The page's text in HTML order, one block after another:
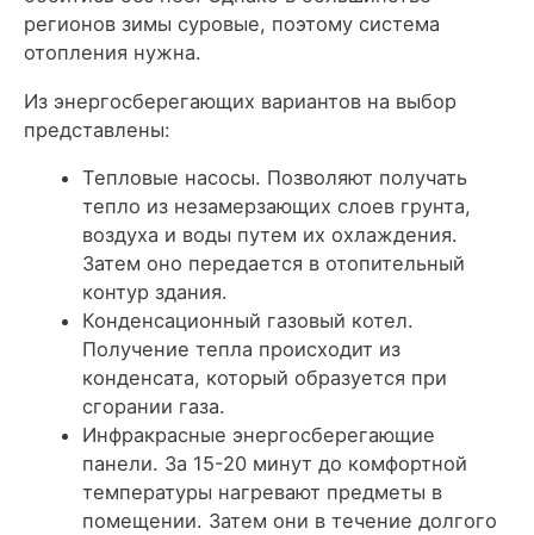
регионов зимы суровые, поэтому система
отопления нужна.
Из энергосберегающих вариантов на выбор
представлены:
Тепловые насосы. Позволяют получать
тепло из незамерзающих слоев грунта,
воздуха и воды путем их охлаждения.
Затем оно передается в отопительный
контур здания.
Конденсационный газовый котел.
Получение тепла происходит из
конденсата, который образуется при
сгорании газа.
Инфракрасные энергосберегающие
панели. За 15-20 минут до комфортной
температуры нагревают предметы в
помещении. Затем они в течение долгого